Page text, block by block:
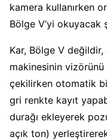
kamera kullanırken
Bölge V’yi
Kar, Bölge V
makinesinin
çekilirken otomatik
gri renkte kayıt
durağı ekleyerek
açık ton)